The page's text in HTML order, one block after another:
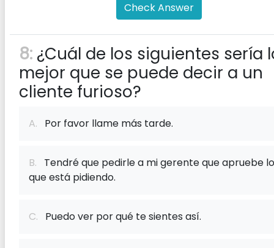
Check Answer
8: ¿Cuál de los siguientes sería
mejor que se puede decir a un
cliente furioso?
A. Por favor llame más tarde.
B. Tendré que pedirle a mi gerente que apruebe lo
que está pidiendo.
C. Puedo ver por qué te sientes así.